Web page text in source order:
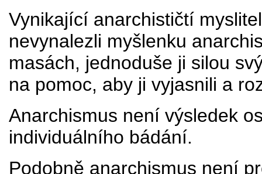
Vynikající anarchističtí
nevynalezli myšlenku
masách, jednoduše ji silou
na pomoc, aby ji vyjasnili a
Anarchismus není výsledek
individuálního bádání.
Podobně anarchismus není